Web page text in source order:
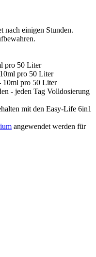
nach einigen Stunden.
pro 50 Liter
pro 50 Liter
10ml pro 50 Liter
- jeden Tag Volldosierung
mit den Easy-Life 6in1
angewendet werden für